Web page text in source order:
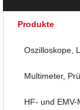
Produkte
Oszilloskope,
Multimeter,
HF- und